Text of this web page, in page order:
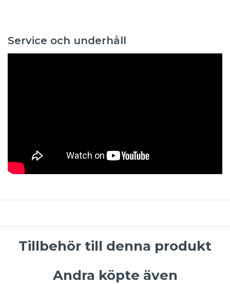
Service och underhåll
Tillbehör till denna produkt
Andra köpte även